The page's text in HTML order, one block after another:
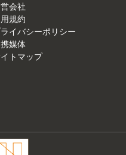
会社
規約
イバシーポリシー
媒体
トマップ